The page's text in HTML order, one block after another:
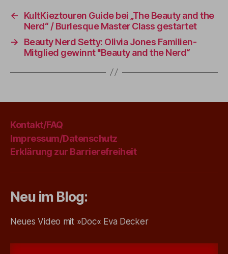
←
KultKieztouren Guide bei „The Beauty and the
Nerd“ / Burlesque Master Class gestartet
→
Beauty Nerd Setty: Olivia Jones Familien-
Mitglied gewinnt "Beauty and the Nerd“
Kontakt/FAQ
Impressum/Datenschutz
Erklärung zur Barrierefreiheit
Neu im Blog:
Neues Video mit »Doc« Eva Decker